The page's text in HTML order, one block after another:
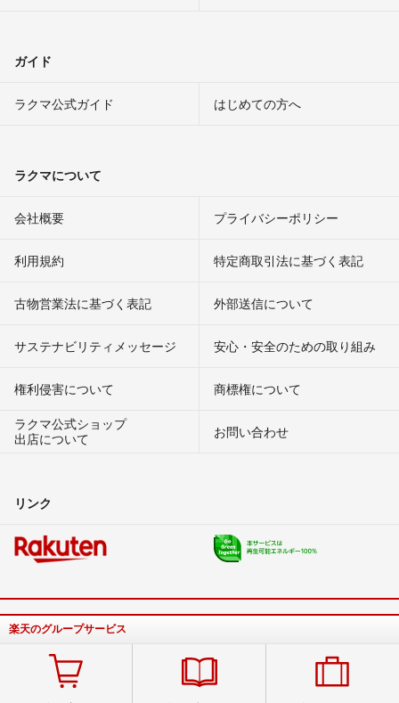
ガイド
ラクマ公式ガイド はじめての方へ
ラクマについて
会社概要 プライバシーポリシー
利用規約 特定商取引法に基づく表記
古物営業法に基づく表記 外部送信について
サステナビリティメッセージ 安心・安全のための取り組み
権利侵害について
商標権について
ラクマ公式ショップ
出店について
お問い合わせ
リンク
楽天のグループサービス